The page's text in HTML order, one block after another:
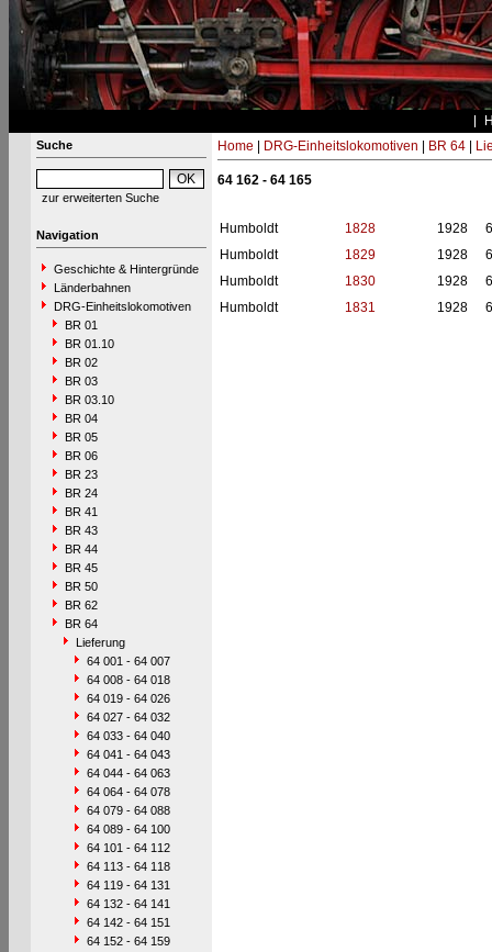
Suche
zur erweiterten Suche
Navigation
Geschichte & Hintergründe
Länderbahnen
DRG-Einheitslokomotiven
BR 01
BR 01.10
BR 02
BR 03
BR 03.10
BR 04
BR 05
BR 06
BR 23
BR 24
BR 41
BR 43
BR 44
BR 45
BR 50
BR 62
BR 64
Lieferung
64 001 - 64 007
64 008 - 64 018
64 019 - 64 026
64 027 - 64 032
64 033 - 64 040
64 041 - 64 043
64 044 - 64 063
64 064 - 64 078
64 079 - 64 088
64 089 - 64 100
64 101 - 64 112
64 113 - 64 118
64 119 - 64 131
64 132 - 64 141
64 142 - 64 151
64 152 - 64 159
Home DRG-Einheitslokomotiven BR 64|
64 162 - 64 165
Humboldt 1828 1928
Humboldt
1829 1928
Humboldt
1830 1928
Humboldt
1831 1928